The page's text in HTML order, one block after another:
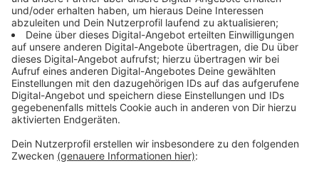
unterschiedlicher Herkunft, unterschiedlicher
Hautfarbe und unterschiedlicher Religion“ Den
Wuppertaler Eigenanteil beim Bau des Friedhofes
übernimmt der Verein muslimische Friedhöfe.
Veröffentlicht: Dienstag, 08.12.2020 06:54
Anzeige